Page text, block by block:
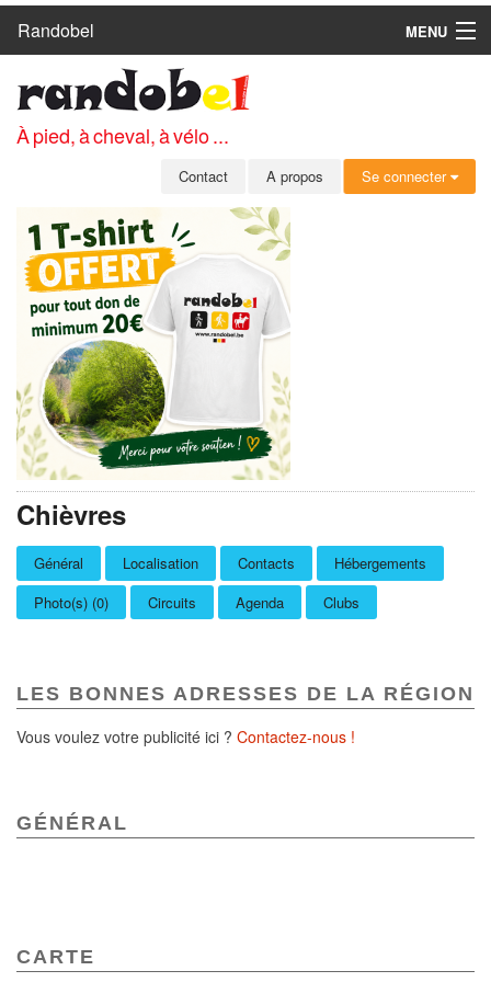
Randobel
MENU
CIRCUITS
CLUBS
MEMBRES
SE CONNECTER
INSCRIPTION GRATUITE
MOT DE PASSE OUBLIÉ
À pied, à cheval, à vélo ...
Contact A propos Se connecter
Chièvres
Général Localisation Contacts
Hébergements
Photo(s) (0)
Circuits Agenda Clubs
LES BONNES ADRESSES DE LA RÉGION
Vous voulez votre publicité ici ? Contactez-nous !
GÉNÉRAL
CARTE